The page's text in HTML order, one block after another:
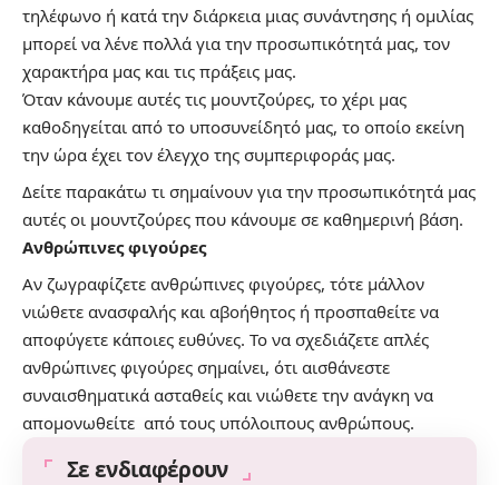
τηλέφωνο ή κατά την διάρκεια μιας συνάντησης ή ομιλίας
μπορεί να λένε πολλά για την προσωπικότητά μας, τον
χαρακτήρα μας και τις πράξεις μας.
Όταν κάνουμε αυτές τις μουντζούρες, το χέρι μας
καθοδηγείται από το υποσυνείδητό μας, το οποίο εκείνη
την ώρα έχει τον έλεγχο της συμπεριφοράς μας.
Δείτε παρακάτω τι σημαίνουν για την προσωπικότητά μας
αυτές οι μουντζούρες που κάνουμε σε καθημερινή βάση.
Ανθρώπινες φιγούρες
Αν ζωγραφίζετε ανθρώπινες φιγούρες, τότε μάλλον
νιώθετε ανασφαλής και αβοήθητος ή προσπαθείτε να
αποφύγετε κάποιες ευθύνες. Το να σχεδιάζετε απλές
ανθρώπινες φιγούρες σημαίνει, ότι αισθάνεστε
συναισθηματικά ασταθείς και νιώθετε την ανάγκη να
απομονωθείτε από τους υπόλοιπους ανθρώπους.
Σε ενδιαφέρουν